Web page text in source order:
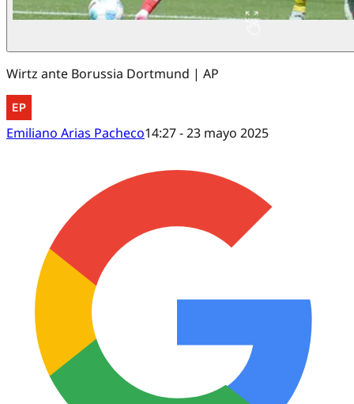
Wirtz ante Borussia Dortmund | AP
Emiliano Arias Pacheco14:27 - 23 mayo 2025